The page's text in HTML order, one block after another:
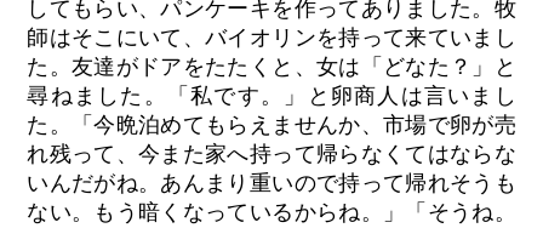
してもらい、パンケーキを作ってありました。牧
師はそこにいて、バイオリンを持って来ていまし
た。友達がドアをたたくと、女は「どなた？」と
尋ねました。「私です。」と卵商人は言いまし
た。「今晩泊めてもらえませんか、市場で卵が売
れ残って、今また家へ持って帰らなくてはならな
いんだがね。あんまり重いので持って帰れそうも
ない。もう暗くなっているからね。」「そうね。